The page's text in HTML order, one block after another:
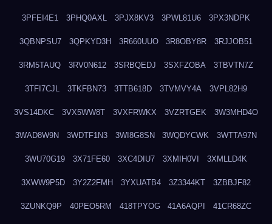
3PFEI4E1 3PHQ0AXL 3PJX8KV3 3PWL81U6 3PX3NDPK
3QBNPSU7 3QPKYD3H 3R660UUO 3R8OBY8R 3RJJOB51
3RM5TAUQ 3RV0N612 3SRBQEDJ 3SXFZOBA 3TBVTN7Z
3TFI7CJL 3TKFBN73 3TTB618D 3TVMVY4A 3VPL82H9
3VS14DKC 3VX5WW8T 3VXFRWKX 3VZRTGEK 3W3MHD4O
3WAD8W9N 3WDTF1N3 3WI8G8SN 3WQDYCWK 3WTTA97N
3WU70G19 3X71FE60 3XC4DIU7 3XMIH0VI 3XMLLD4K
3XWW9P5D 3Y2Z2FMH 3YXUATB4 3Z3344KT 3ZBBJF82
3ZUNKQ9P 40PEO5RM 418TPYOG 41A6AQPI 41CR68ZC